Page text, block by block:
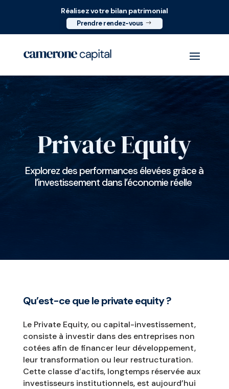
Réalisez votre bilan patrimonial
Prendre rendez-vous
Private Equity
Explorez des performances élevées grâce à
l’investissement dans l’économie réelle
Qu’est-ce que le private equity ?
Le Private Equity, ou capital-investissement,
consiste à investir dans des entreprises non
cotées afin de financer leur développement,
leur transformation ou leur restructuration.
Cette classe d’actifs, longtemps réservée aux
investisseurs institutionnels, est aujourd’hui